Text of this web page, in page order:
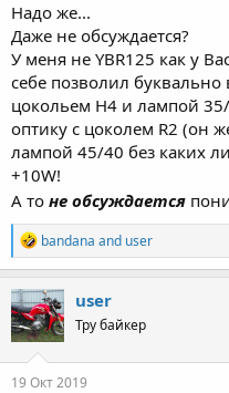
Надо же...
Даже не обсуждается?
У меня не YBR125 как у
себе позволил
цокольем Н4 и лампой
оптику с цоколем R2 (он
лампой 45/40 без каких
+10W!
А то не обсуждается
R
e
a
c
t
i
o
n
s
bandana and user
user
Тру байкер
19 Окт 2019